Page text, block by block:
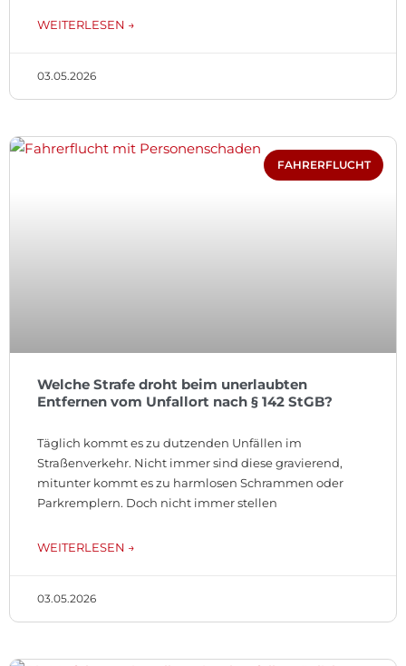
WEITERLESEN →
03.05.2026
FAHRERFLUCHT
Welche Strafe droht beim unerlaubten
Entfernen vom Unfallort nach § 142 StGB?
Täglich kommt es zu dutzenden Unfällen im
Straßenverkehr. Nicht immer sind diese gravierend,
mitunter kommt es zu harmlosen Schrammen oder
Parkremplern. Doch nicht immer stellen
WEITERLESEN →
03.05.2026